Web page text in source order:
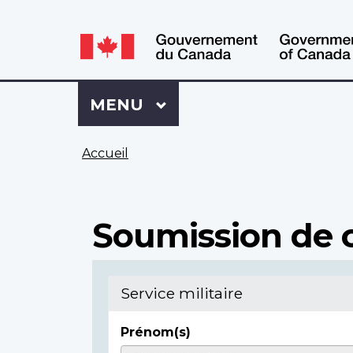
Language
switcher
Language
switcher
Se
connecter
à
Dossier
Menu
MENU PRINCIPAL
Accueil
Soumission de
Service militaire
Prénom(s)